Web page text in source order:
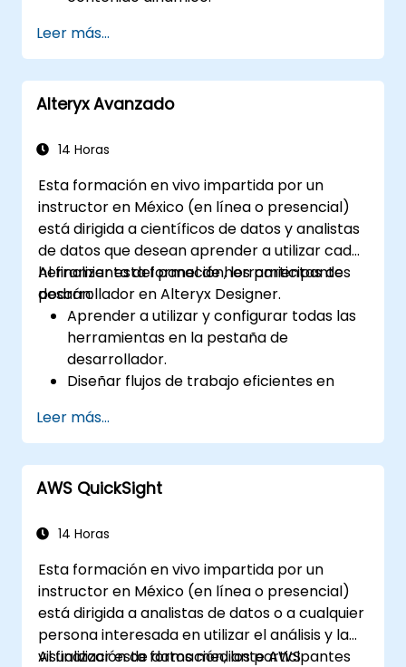
dinámicas y diagramas para visualizar
datos, e integrar subinformes y
agrupación para una representación
detallada de los datos.
gestionar permisos de usuario y utilizar
programación y distribución de informes.
Leer más...
Alteryx Avanzado
14 Horas
Esta formación en vivo impartida por un
instructor en México (en línea o presencial)
está dirigida a científicos de datos y analistas
de datos que desean aprender a utilizar cada
herramienta del panel de herramientas de
desarrollador en Alteryx Designer.
Al finalizar esta formación, los participantes
podrán:
Aprender a utilizar y configurar todas las
herramientas en la pestaña de
desarrollador.
Diseñar flujos de trabajo eficientes en
dinámicas, de validación y de prueba.
Aprender a utilizar las herramientas de
API para descargar y analizar datos web.
Utilizar las herramientas de scripting de
Leer más...
AWS QuickSight
14 Horas
Esta formación en vivo impartida por un
instructor en México (en línea o presencial)
está dirigida a analistas de datos o a cualquier
persona interesada en utilizar el análisis y la
visualización de datos mediante AWS
Al finalizar esta formación, los participantes